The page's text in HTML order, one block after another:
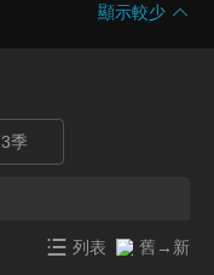
顯示較少
季
列表 舊→新